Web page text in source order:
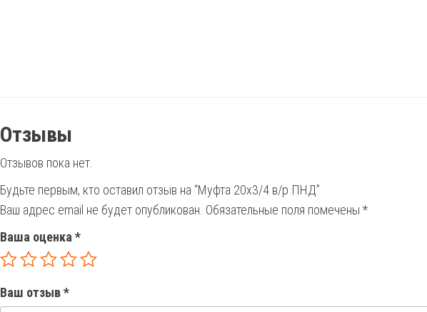
Отзывы
Отзывов пока нет.
Будьте первым, кто оставил отзыв на “Муфта 20х3/4 в/р ПНД”
Ваш адрес email не будет опубликован. Обязательные поля помечены *
Ваша оценка *
Ваш отзыв*